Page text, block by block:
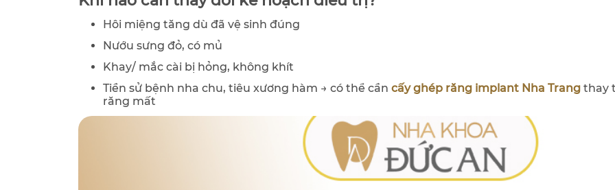
Hôi miệng tăng dù đã vệ sinh đúng
Nướu sưng đỏ, có mủ
Khay/ mắc cài bị hỏng, không khít
Tiền sử bệnh nha chu, tiêu xương hàm → có thể cần cấy ghép răng implant Nha Trang thay
răng mất